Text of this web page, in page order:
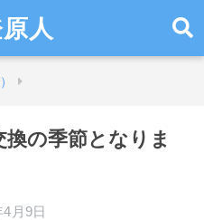
人
の季節となりま
月9日